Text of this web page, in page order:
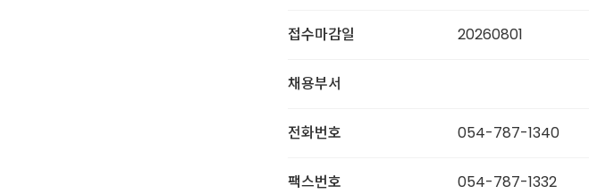
접수마감일 20260801
채용부서
전화번호 054-787-1340
팩스번호 054-787-1332